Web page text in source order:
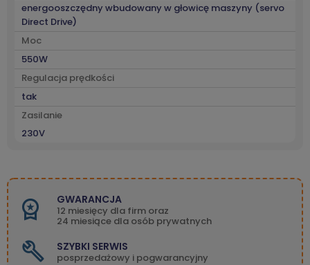
energooszczędny wbudowany w głowicę maszyny (servo
Direct Drive)
Moc
550W
Regulacja prędkości
tak
Zasilanie
230V
GWARANCJA
12 miesięcy dla firm oraz
24 miesiące dla osób prywatnych
SZYBKI SERWIS
posprzedażowy i pogwarancyjny